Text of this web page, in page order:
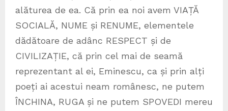
alăturea de ea. Că prin ea noi avem VIAȚĂ
SOCIALĂ, NUME și RENUME, elementele
dădătoare de adânc RESPECT și de
CIVILIZAȚIE, că prin cel mai de seamă
reprezentant al ei, Eminescu, ca și prin alți
poeți ai acestui neam românesc, ne putem
ÎNCHINA, RUGA și ne putem SPOVEDI mereu